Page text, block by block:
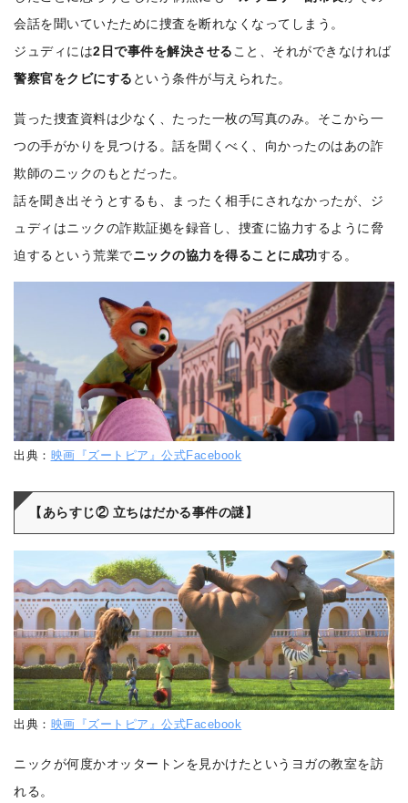
会話を聞いていたために捜査を断れなくなってしまう。
ジュディには2日で事件を解決させる こと、それができなければ
警察官をクビにする という条件が与えられた。
貰った捜査資料は少なく、たった一枚の写真のみ。そこから一
つの手がかりを見つける。話を聞くべく、向かったのはあの詐
欺師のニックのもとだった。
話を聞き出そうとするも、まったく相手にされなかったが、ジ
ュディはニックの詐欺証拠を録音し、捜査に協力するように脅
迫するという荒業でニックの協力を得ることに成功する。
出典： 映画『ズートピア』公式Facebook
【あらすじ② 立ちはだかる事件の謎】
出典： 映画『ズートピア』公式Facebook
ニックが何度かオッタートンを見かけたというヨガの教室を訪
れる。